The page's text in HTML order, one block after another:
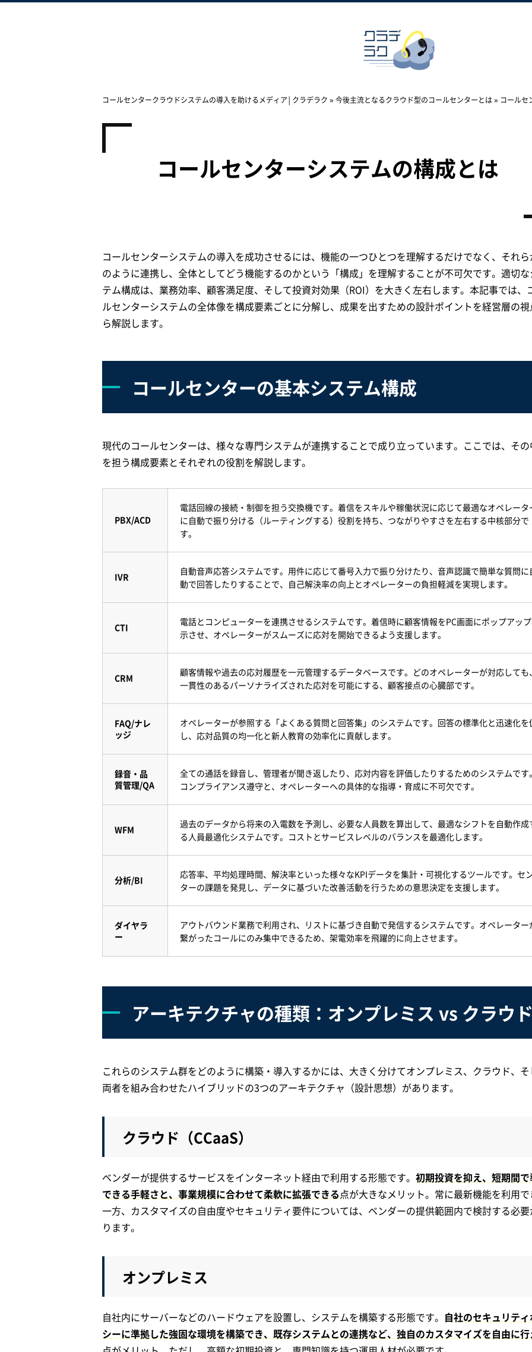
コールセンタークラウドシステムの導入を助けるメディア│クラデラク »今後主流となるクラウド型のコールセンターとは» コールセ
コールセンターシステムの構成とは
コールセンターシステムの導入を成功させるには、機能の一つひとつを理解するだけでなく、それ
のように連携し、全体としてどう機能するのかという「構成」を理解することが不可欠です。適切な
テム構成は、業務効率、顧客満足度、そして投資対効果（ROI）を大きく左右します。本記事では、
ルセンターシステムの全体像を構成要素ごとに分解し、成果を出すための設計ポイントを経営層の
ら解説します。
コールセンターの基本システム構成
現代のコールセンターは、様々な専門システムが連携することで成り立っています。ここでは、そ
を担う構成要素とそれぞれの役割を解説します。
PBX/ACD
電話回線の接続・制御を担う交換機です。着信をスキルや稼働状況に応じて最適なオペレータ
に自動で振り分ける（ルーティングする）役割を持ち、つながりやすさを左右する中核部分で
す。
IVR
自動音声応答システムです。用件に応じて番号入力で振り分けたり、音声認識で簡単な質問に
動で回答したりすることで、自己解決率の向上とオペレーターの負担軽減を実現します。
CTI
電話とコンピューターを連携させるシステムです。着信時に顧客情報をPC画面にポップアッ
示させ、オペレーターがスムーズに応対を開始できるよう支援します。
CRM
顧客情報や過去の応対履歴を一元管理するデータベースです。どのオペレーターが対応しても、
一貫性のあるパーソナライズされた応対を可能にする、顧客接点の心臓部です。
FAQ/ナレ
ッジ
オペレーターが参照する「よくある質問と回答集」のシステムです。回答の標準化と迅速化を
し、応対品質の均一化と新人教育の効率化に貢献します。
録音・品
質管理/QA
全ての通話を録音し、管理者が聞き返したり、応対内容を評価したりするためのシステムです。
コンプライアンス遵守と、オペレーターへの具体的な指導・育成に不可欠です。
WFM
過去のデータから将来の入電数を予測し、必要な人員数を算出して、最適なシフトを自動作成
る人員最適化システムです。コストとサービスレベルのバランスを最適化します。
分析/BI
応答率、平均処理時間、解決率といった様々なKPIデータを集計・可視化するツールです。セ
ターの課題を発見し、データに基づいた改善活動を行うための意思決定を支援します。
ダイヤラ
ー
アウトバウンド業務で利用され、リストに基づき自動で発信するシステムです。オペレーター
繋がったコールにのみ集中できるため、架電効率を飛躍的に向上させます。
アーキテクチャの種類：オンプレミス vs クラウド
これらのシステム群をどのように構築・導入するかには、大きく分けてオンプレミス、クラウド、そ
両者を組み合わせたハイブリッドの3つのアーキテクチャ（設計思想）があります。
クラウド（CCaaS）
ベンダーが提供するサービスをインターネット経由で利用する形態です。 初期投資を抑え、短期間で
できる手軽さと、事業規模に合わせて柔軟に拡張できる点が大きなメリット。常に最新機能を利用で
一方、カスタマイズの自由度やセキュリティ要件については、ベンダーの提供範囲内で検討する必要
ります。
オンプレミス
自社内にサーバーなどのハードウェアを設置し、システムを構築する形態です。 自社のセキュリティ
シーに準拠した強固な環境を構築でき、既存システムとの連携など、独自のカスタマイズを自由に行